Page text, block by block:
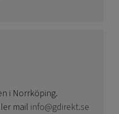
i Norrköping.
mail info@gdirekt.se